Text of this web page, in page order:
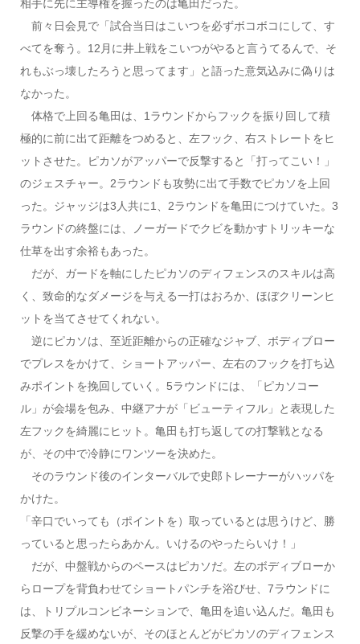
相手に先に主導権を握ったのは亀田だった。
前々日会見で「試合当日はこいつを必ずボコボコにして、す
べてを奪う。12月に井上戦をこいつがやると言うてるんで、そ
れもぶっ壊したろうと思ってます」と語った意気込みに偽りは
なかった。
体格で上回る亀田は、1ラウンドからフックを振り回して積
極的に前に出て距離をつめると、左フック、右ストレートをヒ
ットさせた。ピカソがアッパーで反撃すると「打ってこい！」
のジェスチャー。2ラウンドも攻勢に出て手数でピカソを上回
った。ジャッジは3人共に1、2ラウンドを亀田につけていた。3
ラウンドの終盤には、ノーガードでクビを動かすトリッキーな
仕草を出す余裕もあった。
だが、ガードを軸にしたピカソのディフェンスのスキルは高
く、致命的なダメージを与える一打はおろか、ほぼクリーンヒ
ットを当てさせてくれない。
逆にピカソは、至近距離からの正確なジャブ、ボディブロー
でプレスをかけて、ショートアッパー、左右のフックを打ち込
みポイントを挽回していく。5ラウンドには、「ピカソコー
ル」が会場を包み、中継アナが「ビューティフル」と表現した
左フックを綺麗にヒット。亀田も打ち返しての打撃戦となる
が、その中で冷静にワンツーを決めた。
そのラウンド後のインターバルで史郎トレーナーがハッパを
かけた。
「辛口でいっても（ポイントを）取っているとは思うけど、勝
っていると思ったらあかん。いけるのやったらいけ！」
だが、中盤戦からのペースはピカソだ。左のボディブローか
らロープを背負わせてショートパンチを浴びせ、7ラウンドに
は、トリプルコンビネーションで、亀田を追い込んだ。亀田も
反撃の手を緩めないが、そのほとんどがピカソのディフェンス